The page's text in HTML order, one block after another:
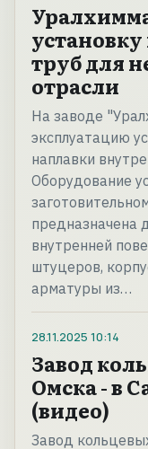
труб для
отрасли
На заводе
эксплуатацию
наплавки
Оборудование
предназначена
внутренней
штуцеров,
арматуры из…
28.11.2025 10:14
Завод
Омска - в
(видео)
Завод